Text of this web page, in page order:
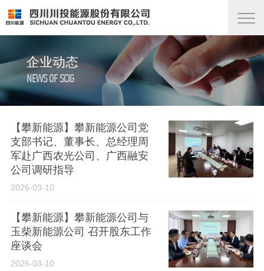
企业动态
NEWS OF SCIG
【攀新能源】攀新能源公司党
支部书记、董事长、总经理周
军赴广西农光公司、广西融安
公司调研指导
2026-03-10
【攀新能源】攀新能源公司与
玉柴新能源公司 召开股东工作
座谈会
2026-03-10